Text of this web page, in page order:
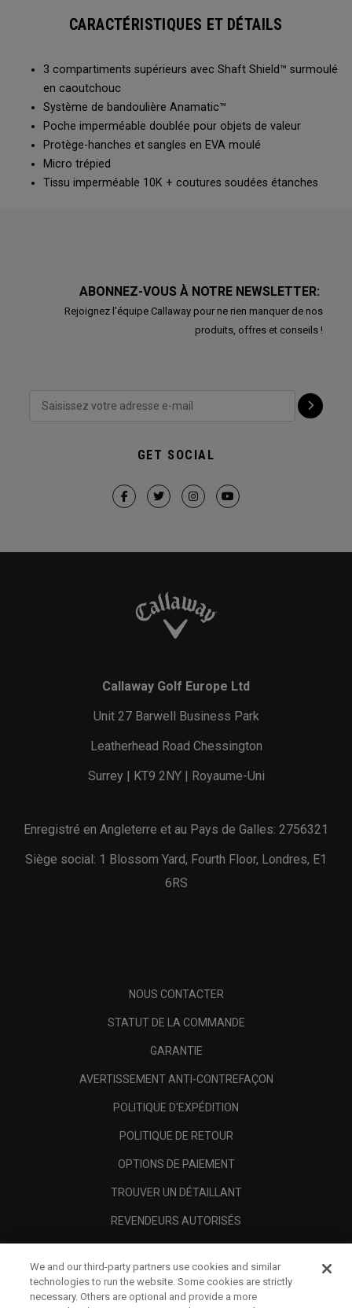
CARACTÉRISTIQUES ET DÉTAILS
3 compartiments supérieurs avec Shaft Shield™ surmoulé
en caoutchouc
Système de bandoulière Anamatic™
Poche imperméable doublée pour objets de valeur
Protège-hanches et sangles en EVA moulé
Micro trépied
Tissu imperméable 10K + coutures soudées étanches
ABONNEZ-VOUS À NOTRE NEWSLETTER:
Rejoignez l'équipe Callaway pour ne rien manquer de nos
produits, offres et conseils !
GET SOCIAL
Callaway Golf Europe Ltd
Unit 27 Barwell Business Park
Leatherhead Road Chessington
Surrey | KT9 2NY | Royaume-Uni
Enregistré en Angleterre et au Pays de Galles: 2756321
Siège social: 1 Blossom Yard, Fourth Floor, Londres, E1
6RS
NOUS CONTACTER
STATUT DE LA COMMANDE
GARANTIE
AVERTISSEMENT ANTI-CONTREFAÇON
POLITIQUE D'EXPÉDITION
POLITIQUE DE RETOUR
OPTIONS DE PAIEMENT
TROUVER UN DÉTAILLANT
REVENDEURS AUTORISÉS
A PROPOS
We and our third-party partners use cookies and similar
technologies to run the website. Some cookies are strictly
necessary. Others are optional and provide a more